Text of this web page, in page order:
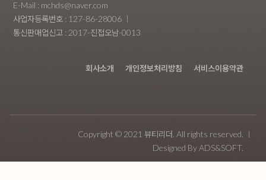
E-Mail : mchds@naver.com
사업자등록번호 : 127-86-28006
통신판매업신고 : 2017-진접오남-0013
회사소개 개인정보처리방침 서비스이용약관
Copyright © 2021 뷰티리더. All rights reserved.
Designed ByADS&SOFT.